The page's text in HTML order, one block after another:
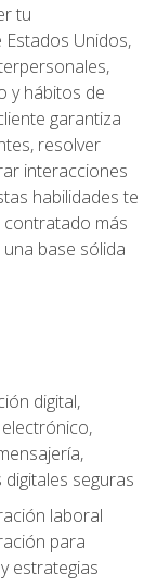
tu
Unidos,
y hábitos de
garantiza
resolver
interacciones
habilidades te
más
base sólida
digital,
seguras
laboral
para
estrategias